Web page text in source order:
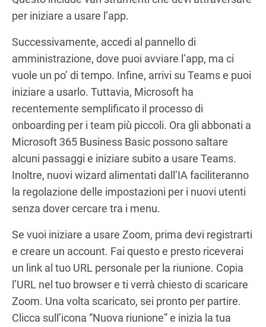
per iniziare a usare l’app.
Successivamente, accedi al pannello di
amministrazione, dove puoi avviare l’app, ma ci
vuole un po’ di tempo. Infine, arrivi su Teams e puoi
iniziare a usarlo. Tuttavia, Microsoft ha
recentemente semplificato il processo di
onboarding per i team più piccoli. Ora gli abbonati a
Microsoft 365 Business Basic possono saltare
alcuni passaggi e iniziare subito a usare Teams.
Inoltre, nuovi wizard alimentati dall’IA faciliteranno
la regolazione delle impostazioni per i nuovi utenti
senza dover cercare tra i menu.
Se vuoi iniziare a usare Zoom, prima devi registrarti
e creare un account. Fai questo e presto riceverai
un link al tuo URL personale per la riunione. Copia
l’URL nel tuo browser e ti verrà chiesto di scaricare
Zoom. Una volta scaricato, sei pronto per partire.
Clicca sull’icona “Nuova riunione” e inizia la tua